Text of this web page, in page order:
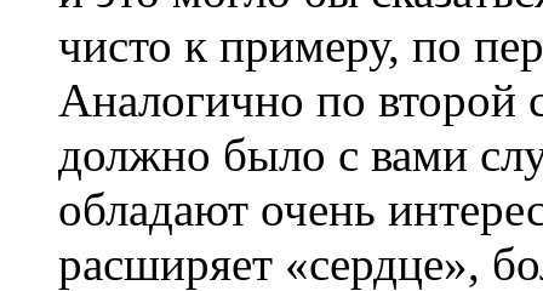
чисто к примеру, по
Аналогично по второй
должно было с вами
обладают очень
расширяет «сердце»,